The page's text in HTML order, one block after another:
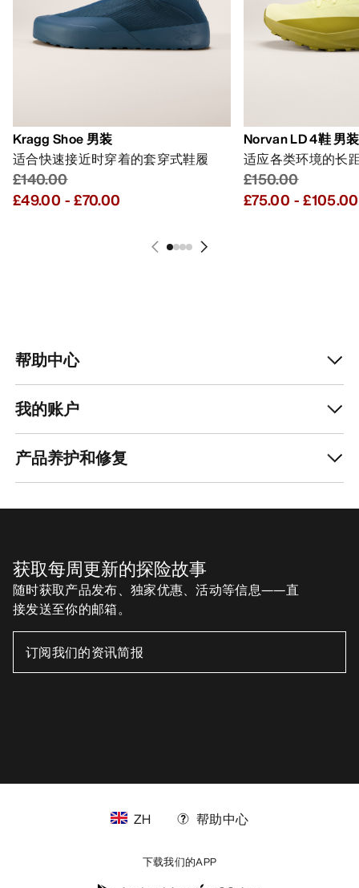
Kragg Shoe 男装
适合快速接近时穿着的套穿式鞋履
£140.00
£49.00 -£70.00
Norvan LD 4鞋 男装
适应各类环境的长
£150.00
£75.00 -£105.00
帮助中心
我的账户
产品养护和修复
获取每周更新的探险故事
随时获取产品发布、独家优惠、活动等信息——直
接发送至你的邮箱。
ZH 帮助中心
下载我们的APP